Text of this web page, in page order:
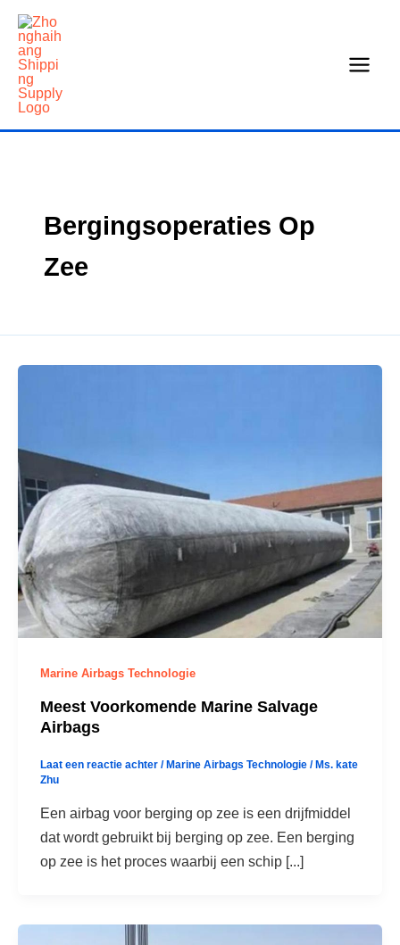
Overslaan
naar
inhoud
Bergingsoperaties Op
Zee
Marine Airbags Technologie
Meest Voorkomende Marine Salvage
Airbags
Laat een reactie achter / Marine Airbags Technologie/ Ms. kate
Zhu
Een airbag voor berging op zee is een drijfmiddel
dat wordt gebruikt bij berging op zee. Een berging
op zee is het proces waarbij een schip [...]